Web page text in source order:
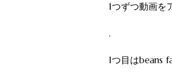
1つずつ動画を
.
1つ目はbeans